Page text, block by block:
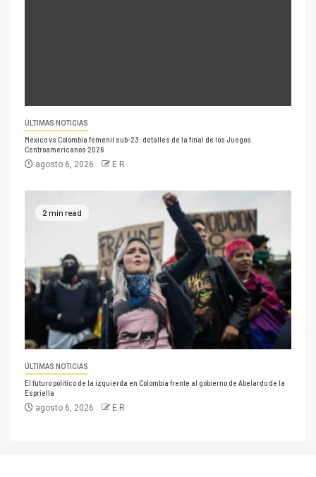
ÚLTIMAS NOTICIAS
México vs Colombia femenil sub-23: detalles de la final de los Juegos
Centroamericanos 2026
agosto 6, 2026 E R
2 min read
ÚLTIMAS NOTICIAS
El futuro político de la izquierda en Colombia frente al gobierno de Abelardo de la
Espriella
agosto 6, 2026 E R